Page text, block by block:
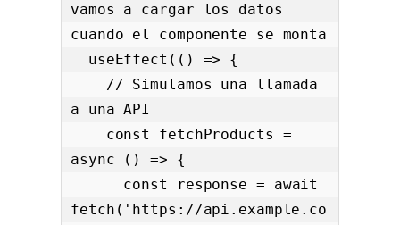
vamos a cargar los datos
cuando el componente se monta
a una API
async () => {
fetch('https://api.example.co